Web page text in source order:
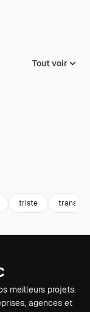
Tout voir
triste transport
meilleurs projets.
agences et